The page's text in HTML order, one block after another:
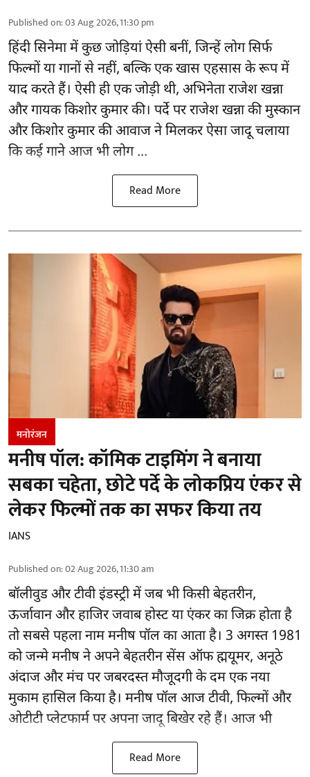
Published on:03 Aug 2026, 11:30 pm
हिंदी सिनेमा में कुछ जोड़ियां ऐसी बनीं, जिन्हें लोग सिर्फ
फिल्मों या गानों से नहीं, बल्कि एक खास एहसास के रूप में
याद करते हैं। ऐसी ही एक जोड़ी थी, अभिनेता राजेश खन्ना
और गायक किशोर कुमार की। पर्दे पर राजेश खन्ना की मुस्कान
और किशोर कुमार कीआवाजने मिलकर ऐसा जादू चलाया
कि कई गाने आज भी लोग ...
Read More
मनोरंजन
मनीष पॉल: कॉमिक टाइमिंग ने बनाया
सबका चहेता, छोटे पर्दे के लोकप्रिय एंकर से
लेकर फिल्मों तक का सफर किया तय
IANS
Published on:02 Aug 2026, 11:30 am
बॉलीवुड और टीवी इंडस्ट्री में जब भी किसी बेहतरीन,
ऊर्जावान और हाजिर जवाब होस्ट या एंकर का जिक्र होता है
तो सबसे पहला नाम मनीष पॉल का आता है। 3 अगस्त 1981
को जन्मे मनीष ने अपने बेहतरीन सेंस ऑफ ह्मयूमर, अनूठे
अंदाज और मंच पर जबरदस्त मौजूदगी के दम एक नया
मुकाम हासिल किया है। मनीष पॉल आज टीवी, फिल्मों और
ओटीटी प्लेटफार्म पर अपना जादू बिखेर रहे हैं। आज भी
Read More